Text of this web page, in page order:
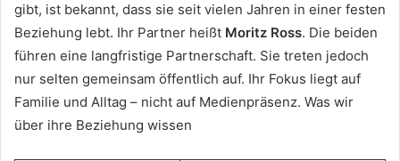
gibt, ist bekannt, dass sie seit vielen Jahren in einer festen
Beziehung lebt. Ihr Partner heißt Moritz Ross. Die beiden
führen eine langfristige Partnerschaft. Sie treten jedoch
nur selten gemeinsam öffentlich auf. Ihr Fokus liegt auf
Familie und Alltag – nicht auf Medienpräsenz. Was wir
über ihre Beziehung wissen